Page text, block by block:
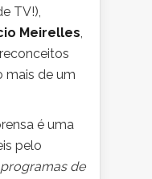
TV!),
Meirelles,
mais de um
é uma
pelo
de